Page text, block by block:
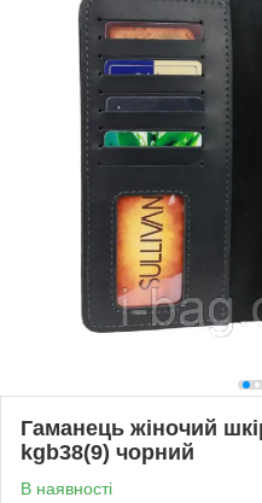
Гаманець жіночий
kgb38(9) чорний
В наявності